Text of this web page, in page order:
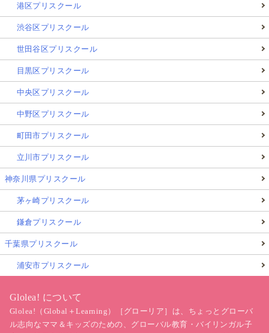
港区プリスクール
渋谷区プリスクール
世田谷区プリスクール
目黒区プリスクール
中央区プリスクール
中野区プリスクール
町田市プリスクール
立川市プリスクール
神奈川県プリスクール
茅ヶ崎プリスクール
鎌倉プリスクール
千葉県プリスクール
浦安市プリスクール
Glolea! について
Glolea!（Global＋Learning）［グローリア］は、ちょっとグローバ
ル志向なママ＆キッズのための、グローバル教育・バイリンガル子